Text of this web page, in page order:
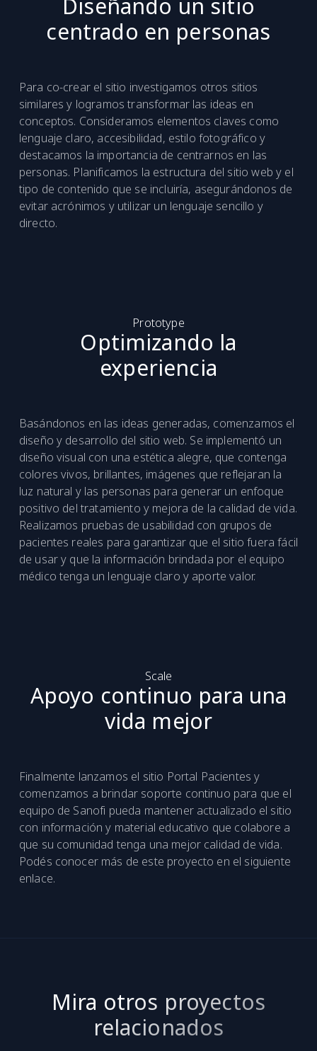
centrado en personas
Para co-crear el sitio investigamos otros sitios
similares y logramos transformar las ideas en
conceptos. Consideramos elementos claves como
lenguaje claro, accesibilidad, estilo fotográfico y
destacamos la importancia de centrarnos en las
personas. Planificamos la estructura del sitio web y el
tipo de contenido que se incluiría, asegurándonos de
evitar acrónimos y utilizar un lenguaje sencillo y
directo.
Prototype
Optimizando la
experiencia
Basándonos en las ideas generadas, comenzamos el
diseño y desarrollo del sitio web. Se implementó un
diseño visual con una estética alegre, que contenga
colores vivos, brillantes, imágenes que reflejaran la
luz natural y las personas para generar un enfoque
positivo del tratamiento y mejora de la calidad de vida.
Realizamos pruebas de usabilidad con grupos de
pacientes reales para garantizar que el sitio fuera fácil
de usar y que la información brindada por el equipo
médico tenga un lenguaje claro y aporte valor.
Scale
Apoyo continuo para una
vida mejor
Finalmente lanzamos el sitio Portal Pacientes y
comenzamos a brindar soporte continuo para que el
equipo de Sanofi pueda mantener actualizado el sitio
con información y material educativo que colabore a
que su comunidad tenga una mejor calidad de vida.
Podés conocer más de este proyecto en el siguiente
enlace.
Mira otros proyectos
relacionados